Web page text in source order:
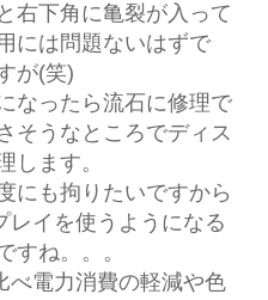
右下角に亀裂が入って
には問題ないはずで
が(笑)
なったら流石に修理で
そうなところでディス
します。
にも拘りたいですから
レイを使うようになる
すね。。。
べ電力消費の軽減や色